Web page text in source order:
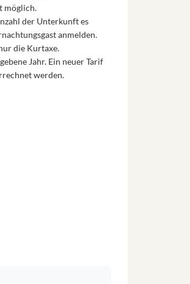
möglich.
der Unterkunft es
anmelden.
die Kurtaxe.
Jahr. Ein neuer Tarif
werden.